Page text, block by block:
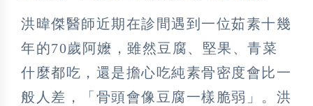
洪暐傑醫師近期在診間遇到一位茹素十幾
年的70歲阿嬤，雖然豆腐、堅果、青菜
什麼都吃，還是擔心吃純素骨密度會比一
般人差，「骨頭會像豆腐一樣脆弱」。洪